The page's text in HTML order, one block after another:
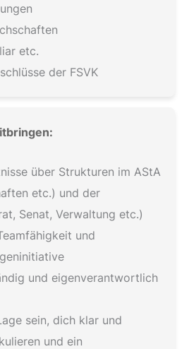
etc.
der FSVK
über Strukturen im AStA
etc.) und der
Senat, Verwaltung etc.)
und
und eigenverantwortlich
sein, dich klar und
und ein